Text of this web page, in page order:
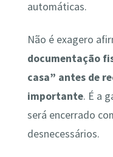
automáticas.
Não é exagero
documentação
casa” antes de
importante. É a
será encerrado
desnecessários.